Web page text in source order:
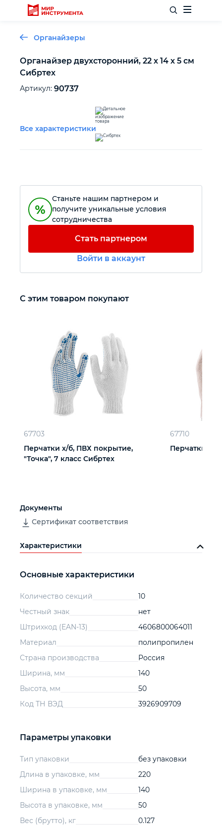
Отделочный инструмент
Столярный инструмент
Измерительный инструмент
Силовое оборудование
Автомобильный инструмент
Крепежный инструмент
Режущий инструмент
Прочий инструмент
Органайзеры
Органайзер двухсторонний, 22 х 14 х 5 cм
Сибртех
Артикул: 90737
Все характеристики
Станьте нашим партнером и
получите уникальные условия
сотрудничества
Стать партнером
Войти в аккаунт
С этим товаром покупают
67703
Перчатки х/б, ПВХ покрытие,
"Точка", 7 класс Сибртех
67710
Перчатки х/б,
Документы
Сертификат соответствия
Характеристики
Основные характеристики
Количество секций
10
Честный знак
нет
Штрихкод (EAN-13)
4606800064011
Материал
полипропилен
Страна производства
Россия
Ширина, мм
140
Высота, мм
50
Код ТН ВЭД
3926909709
Параметры упаковки
Тип упаковки
без упаковки
Длина в упаковке, мм
220
Ширина в упаковке, мм
140
Высота в упаковке, мм
50
Вес (брутто), кг
0.127